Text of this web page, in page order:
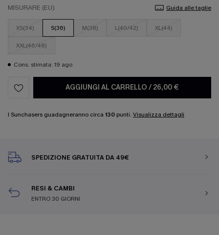
MISURARE (EU) Guida alle taglie
XS(34) S(36) M(38) L(40/42) XL(44)
XXL(46/48)
Cons. stimata: 19 ago
AGGIUNGI AL CARRELLO / 26,00 €
I Sunchasers guadagneranno circa 130 punti. Visualizza dettagli
SPEDIZIONE GRATUITA DA 49€
RESI & CAMBI
ENTRO 30 GIORNI